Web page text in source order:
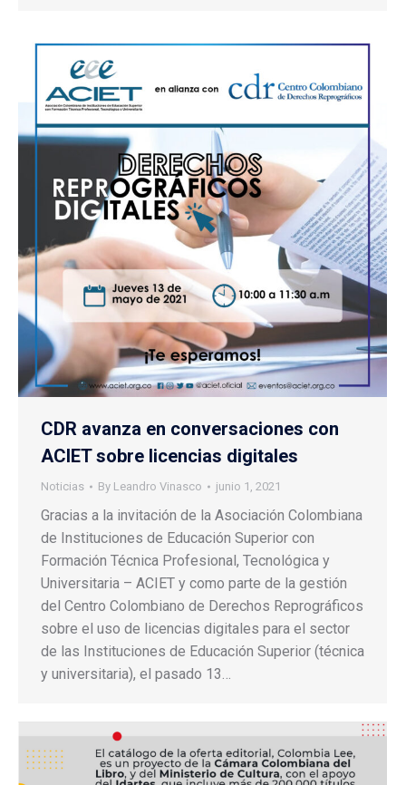
CDR avanza en conversaciones con
ACIET sobre licencias digitales
Noticias By Leandro Vinasco junio 1, 2021
Gracias a la invitación de la Asociación Colombiana
de Instituciones de Educación Superior con
Formación Técnica Profesional, Tecnológica y
Universitaria – ACIET y como parte de la gestión
del Centro Colombiano de Derechos Reprográficos
sobre el uso de licencias digitales para el sector
de las Instituciones de Educación Superior (técnica
y universitaria), el pasado 13…